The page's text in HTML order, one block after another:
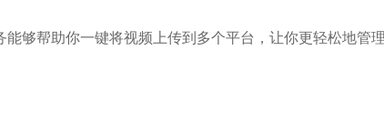
够帮助你一键将视频上传到多个平台，让你更轻松地管